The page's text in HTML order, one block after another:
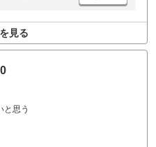
見る
と思う